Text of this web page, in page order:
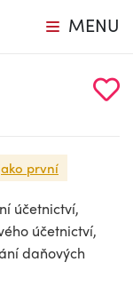
MENU
první
účetnictví,
účetnictví,
daňových